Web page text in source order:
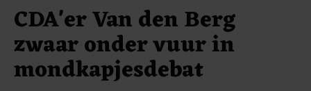
CDA'er Van den Berg
zwaar onder vuur in
mondkapjesdebat